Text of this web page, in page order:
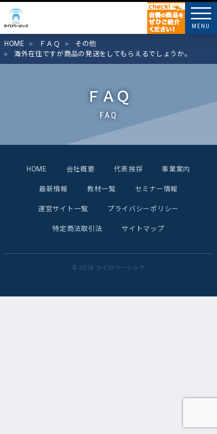
MENU
HOME ＦＡＱ
その他
海外在住ですが商品の発送をしてもらえるでしょうか。
ＦＡＱ
FAQ
HOME 会社概要 代表挨拶 事業案内
最新情報 教材一覧 セミナー情報
運営サイト一覧 プライバシーポリシー
特定商法取引法 サイトマップ
© 2018 カイロベーシック